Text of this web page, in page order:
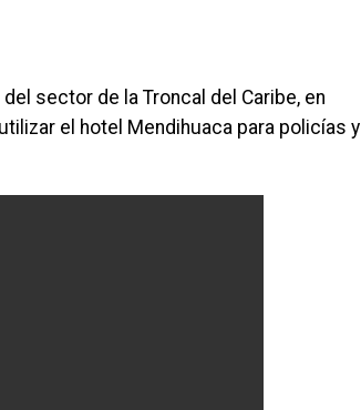
sector de la Troncal del Caribe, en
el hotel Mendihuaca para policías y